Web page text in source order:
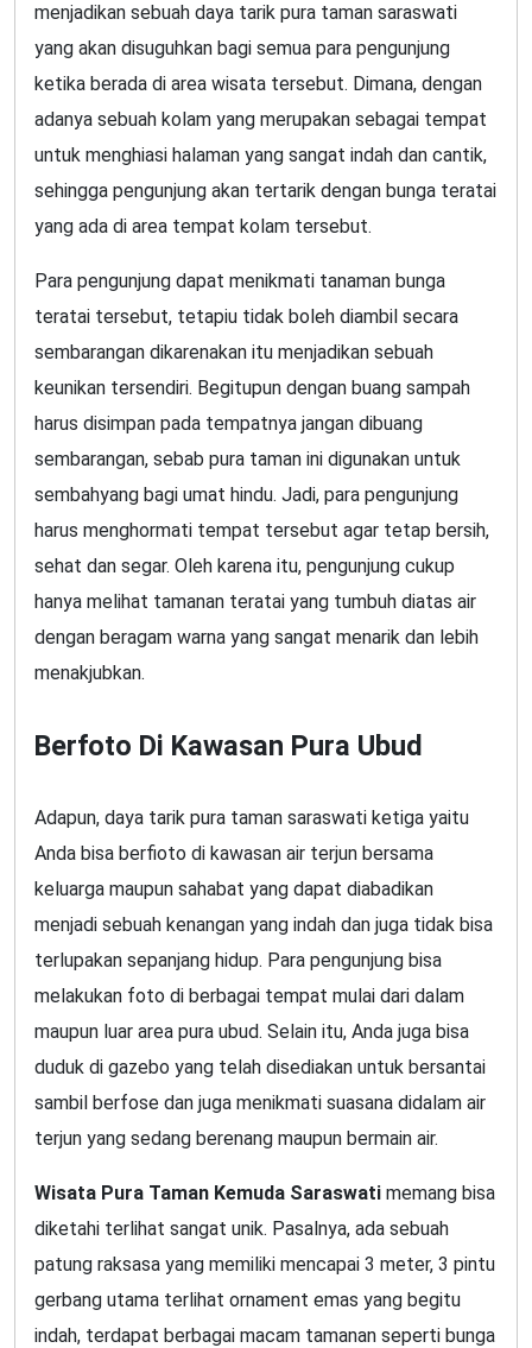
menjadikan sebuah daya tarik pura taman saraswati
yang akan disuguhkan bagi semua para pengunjung
ketika berada di area wisata tersebut. Dimana, dengan
adanya sebuah kolam yang merupakan sebagai tempat
untuk menghiasi halaman yang sangat indah dan cantik,
sehingga pengunjung akan tertarik dengan bunga teratai
yang ada di area tempat kolam tersebut.
Para pengunjung dapat menikmati tanaman bunga
teratai tersebut, tetapiu tidak boleh diambil secara
sembarangan dikarenakan itu menjadikan sebuah
keunikan tersendiri. Begitupun dengan buang sampah
harus disimpan pada tempatnya jangan dibuang
sembarangan, sebab pura taman ini digunakan untuk
sembahyang bagi umat hindu. Jadi, para pengunjung
harus menghormati tempat tersebut agar tetap bersih,
sehat dan segar. Oleh karena itu, pengunjung cukup
hanya melihat tamanan teratai yang tumbuh diatas air
dengan beragam warna yang sangat menarik dan lebih
menakjubkan.
Berfoto Di Kawasan Pura Ubud
Adapun, daya tarik pura taman saraswati ketiga yaitu
Anda bisa berfioto di kawasan air terjun bersama
keluarga maupun sahabat yang dapat diabadikan
menjadi sebuah kenangan yang indah dan juga tidak bisa
terlupakan sepanjang hidup. Para pengunjung bisa
melakukan foto di berbagai tempat mulai dari dalam
maupun luar area pura ubud. Selain itu, Anda juga bisa
duduk di gazebo yang telah disediakan untuk bersantai
sambil berfose dan juga menikmati suasana didalam air
terjun yang sedang berenang maupun bermain air.
Wisata Pura Taman Kemuda Saraswati memang bisa
diketahi terlihat sangat unik. Pasalnya, ada sebuah
patung raksasa yang memiliki mencapai 3 meter, 3 pintu
gerbang utama terlihat ornament emas yang begitu
indah, terdapat berbagai macam tamanan seperti bunga